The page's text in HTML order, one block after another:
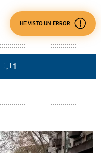
HE VISTO UN ERROR
1